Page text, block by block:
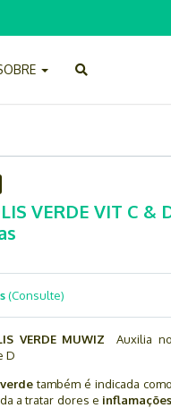
VERDE VIT C
(Consulte)
VERDE MUWIZ
Auxilia
D
também é indicada
a tratar dores e